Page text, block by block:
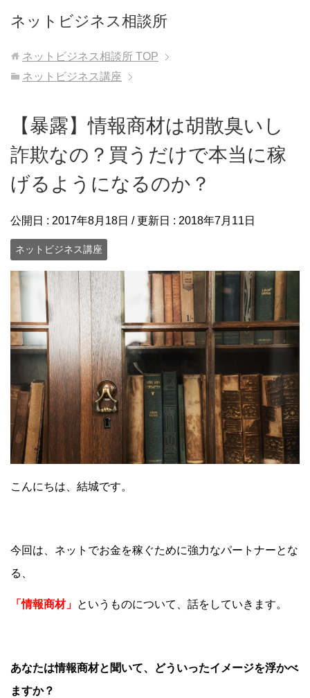
ネットビジネス相談所
ネットビジネス相談所 TOP
ネットビジネス講座
【暴露】情報商材は胡散臭いし
詐欺なの？買うだけで本当に稼
げるようになるのか？
公開日 : 2017年8月18日 / 更新日 : 2018年7月11日
ネットビジネス講座
こんにちは、結城です。
今回は、ネットでお金を稼ぐために強力なパートナーとな
る、
「情報商材」 というものについて、話をしていきます。
あなたは情報商材と聞いて、どういったイメージを浮かべ
ますか？